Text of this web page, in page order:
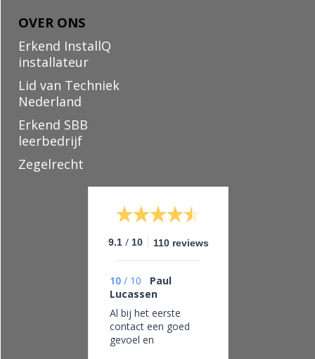
OVER ONS
Erkend InstallQ
installateur
Lid van Techniek
Nederland
Erkend SBB
leerbedrijf
Zegelrecht
9.1 / 10 110 reviews
10 / 10
Paul
Lucassen
Al bij het eerste
contact een goed
gevoel en